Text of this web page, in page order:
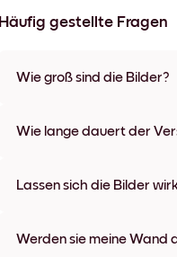
Häufig gestellte Fragen
Wie groß sind die Bilder?
verschiedenen Materialien
Wie lange dauert der
wir auch Expressversand an.
Lassen sich die Bilder
lassen, ohne die Wände
Werden sie meine Wand